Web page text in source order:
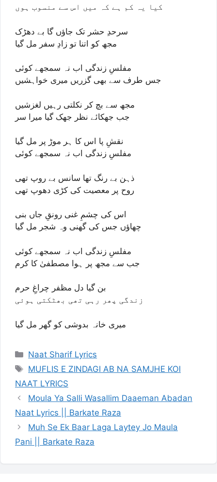
کیا یہ کم ہے کہ میں اس سے منسوب ہوں
سرحدِ حشر تک جاؤں گا بے دھڑک
مجھ کو اتنا تو زادِ سفر مل گیا
مفلسِ زندگی اب نہ سمجھے کوئی
جس طرف سے بھی گزریں میری خواہشیں
مجھ سے بچ کر نکلتی رہیں لغزشیں
جب جھکائے نظر جھک گیا میرا سر
نقشِ پا اس کا ہر موڑ پر مل گیا
مفلسِ زندگی اب نہ سمجھے کوئی
ذہن بے رنگ تھا سانس بے روپ تھی
روح پر معصیت کی کڑی دھوپ تھی
اس کی چشمِ غنی رونقِ جاں بنی
چھاؤں جس کی گھنی وہ شجر مل گیا
مفلسِ زندگی اب نہ سمجھے کوئی
جب سے مجھ پر ہوا مصطفیٰ کا کرم
بن گیا دل مظفر چراغِ حرم
زندگی پھر رہی تھی بھٹکتی ہوئی
میری خانہ بدوشی کو گھر مل گیا
Categories
Naat Sharif Lyrics
Tags
MUFLIS E ZINDAGI AB NA SAMJHE KOI
NAAT LYRICS
Moula Ya Salli Wasallim Daaeman Abadan
Naat Lyrics || Barkate Raza
Muh Se Ek Baar Laga Laytey Jo Maula
Pani || Barkate Raza